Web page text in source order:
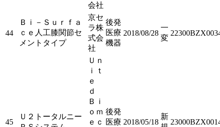
会社
44
Ｂｉ－Ｓｕｒｆａ
ｃｅ人工膝関節セ
メントタイプ
京セ
ラ株
式会
社
後発
医療
機器
2018/08/28
一
変
45
Ｕ２トータルニー
Ｕｎ
ｉｔ
ｅ
ｄ
Ｂｉ
ｏｍ
ｅｃ
後発
医療 2018/05/18
新